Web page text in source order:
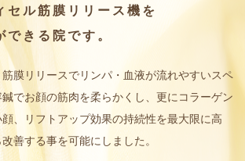
セル筋膜リリース機を
できる院です。
膜リリースでリンパ・血液が流れやすいスペ
でお顔の筋肉を柔らかくし、更にコラーゲン
、リフトアップ効果の持続性を最大限に高
善する事を可能にしました。